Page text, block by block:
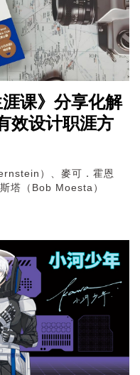
涯课》分享化解
效设计职涯方
）、麥可．霍恩
塔（Bob Moesta）